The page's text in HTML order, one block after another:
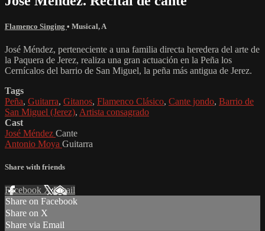
Flamenco Singing • Musical, A
José Méndez, perteneciente a una familia directa heredera del arte de
la Paquera de Jerez, realiza una gran actuación en la Peña los
Cernícalos del barrio de San Miguel, la peña más antigua de Jerez.
Tags
Peña, Guitarra, Gitanos, Flamenco Clásico, Cante jondo, Barrio de
San Miguel (Jerez), Artista consagrado
Cast
José Méndez Cante
Antonio Moya Guitarra
Share with friends
Facebook XEmail
Share on Facebook
Share on X
Share via Email